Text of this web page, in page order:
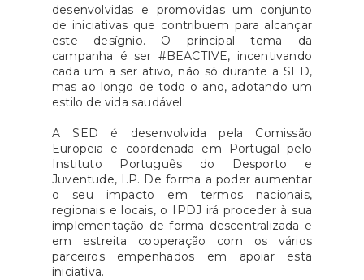
desenvolvidas e promovidas um conjunto
de iniciativas que contribuem para alcançar
este desígnio. O principal tema da
campanha é ser #BEACTIVE, incentivando
cada um a ser ativo, não só durante a SED,
mas ao longo de todo o ano, adotando um
estilo de vida saudável.
A SED é desenvolvida pela Comissão
Europeia e coordenada em Portugal pelo
Instituto Português do Desporto e
Juventude, I.P. De forma a poder aumentar
o seu impacto em termos nacionais,
regionais e locais, o IPDJ irá proceder à sua
implementação de forma descentralizada e
em estreita cooperação com os vários
parceiros empenhados em apoiar esta
iniciativa.